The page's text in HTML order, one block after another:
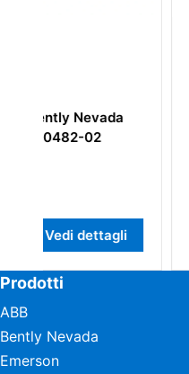
Bently Nevada
3500/05-01-03-
Vedi dettagli
Prodotti
ABB
Bently Nevada
Emerson